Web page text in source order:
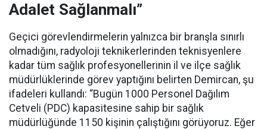
Adalet Sağlanmalı”
Geçici görevlendirmelerin yalnızca bir branşla sınırlı
olmadığını, radyoloji teknikerlerinden teknisyenlere
kadar tüm sağlık profesyonellerinin il ve ilçe sağlık
müdürlüklerinde görev yaptığını belirten Demircan, şu
ifadeleri kullandı: “Bugün 1000 Personel Dağılım
Cetveli (PDC) kapasitesine sahip bir sağlık
müdürlüğünde 1150 kişinin çalıştığını görüyoruz. Eğer